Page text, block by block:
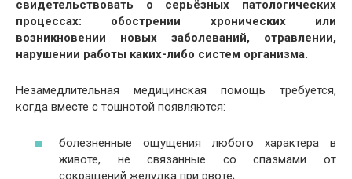
свидетельствовать о серьёзных патологических
процессах: обострении хронических или
возникновении новых заболеваний, отравлении,
нарушении работы каких-либо систем организма.
Незамедлительная медицинская помощь требуется,
когда вместе с тошнотой появляются:
болезненные ощущения любого характера в
животе, не связанные со спазмами от
сокращений желудка при рвоте;